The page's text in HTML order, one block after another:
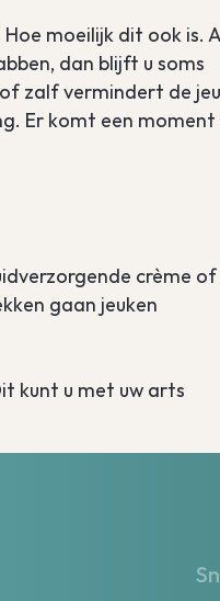
moeilijk dit ook is.
dan blijft u soms
zalf vermindert de
Er komt een
crème of
gaan jeuken
kunt u met uw arts